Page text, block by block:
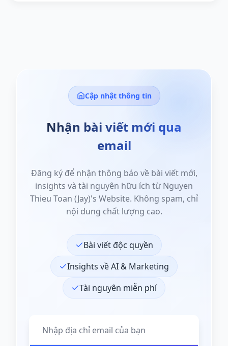
Cập nhật thông tin
Nhận bài viết mới qua
email
Đăng ký để nhận thông báo về bài viết mới,
insights và tài nguyên hữu ích từ Nguyen
Thieu Toan (Jay)'s Website. Không spam, chỉ
nội dung chất lượng cao.
Bài viết độc quyền
Insights về AI & Marketing
Tài nguyên miễn phí